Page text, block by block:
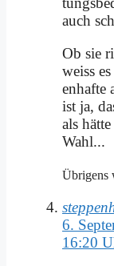
auch
Ob sie
weiss
en­haf­te
ist ja,
als
Wahl...
Üb­ri­gens
6.
16:20